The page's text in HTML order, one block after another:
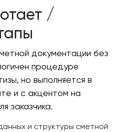
/
документации без
процедуре
но выполняется в
и с акцентом на
заказчика.
и структуры сметной